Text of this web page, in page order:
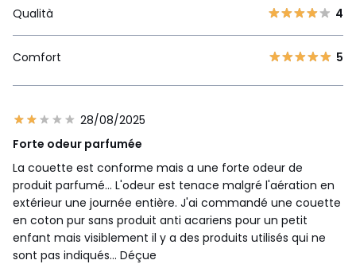
Qualità 4
Comfort 5
28/08/2025
Forte odeur parfumée
La couette est conforme mais a une forte odeur de
produit parfumé... L'odeur est tenace malgré l'aération en
extérieur une journée entière. J'ai commandé une couette
en coton pur sans produit anti acariens pour un petit
enfant mais visiblement il y a des produits utilisés qui ne
sont pas indiqués... Déçue